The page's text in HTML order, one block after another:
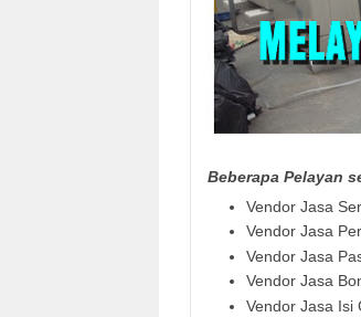
Beberapa Pelayan
Vendor Jasa
Vendor Jasa
Vendor Jasa
Vendor Jasa
Vendor Jasa Isi